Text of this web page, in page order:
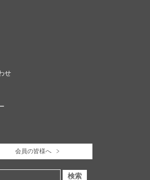
せ
会員の皆様へ